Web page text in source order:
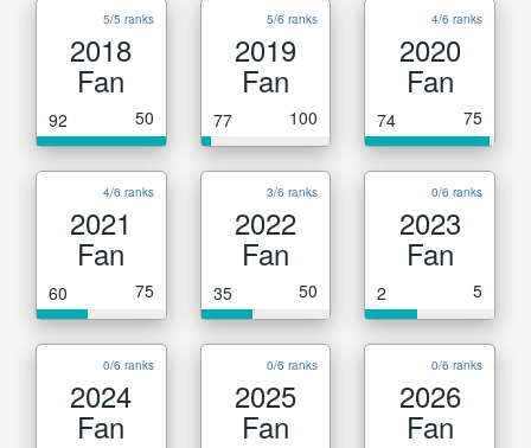
5/5 ranks
2018
Fan
92 50
5/6 ranks
2019
Fan
77 100
4/6 ranks
2020
Fan
74 75
4/6 ranks
2021
Fan
60 75
3/6 ranks
2022
Fan
35 50
0/6 ranks
2023
Fan
2 5
0/6 ranks
2024
Fan
0/6 ranks
2025
Fan
0/6 ranks
2026
Fan